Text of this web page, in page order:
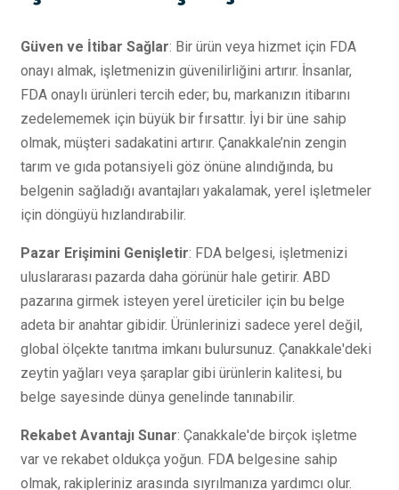
Güven ve İtibar Sağlar: Bir ürün veya hizmet için FDA
onayı almak, işletmenizin güvenilirliğini artırır. İnsanlar,
FDA onaylı ürünleri tercih eder; bu, markanızın itibarını
zedelememek için büyük bir fırsattır. İyi bir üne sahip
olmak, müşteri sadakatini artırır. Çanakkale’nin zengin
tarım ve gıda potansiyeli göz önüne alındığında, bu
belgenin sağladığı avantajları yakalamak, yerel işletmeler
için döngüyü hızlandırabilir.
Pazar Erişimini Genişletir: FDA belgesi, işletmenizi
uluslararası pazarda daha görünür hale getirir. ABD
pazarına girmek isteyen yerel üreticiler için bu belge
adeta bir anahtar gibidir. Ürünlerinizi sadece yerel değil,
global ölçekte tanıtma imkanı bulursunuz. Çanakkale'deki
zeytin yağları veya şaraplar gibi ürünlerin kalitesi, bu
belge sayesinde dünya genelinde tanınabilir.
Rekabet Avantajı Sunar: Çanakkale'de birçok işletme
var ve rekabet oldukça yoğun. FDA belgesine sahip
olmak, rakipleriniz arasında sıyrılmanıza yardımcı olur.